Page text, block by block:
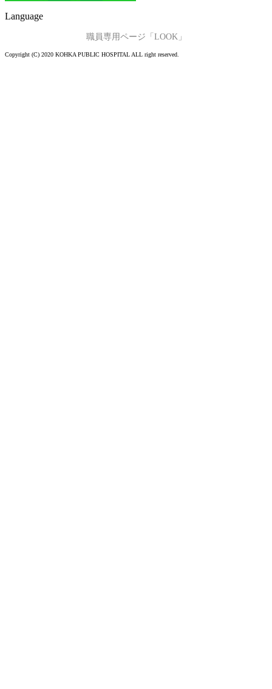
Language
職員専用ページ「LOOK」
Copyright (C) 2020 KOHKA PUBLIC HOSPITAL ALL right reserved.